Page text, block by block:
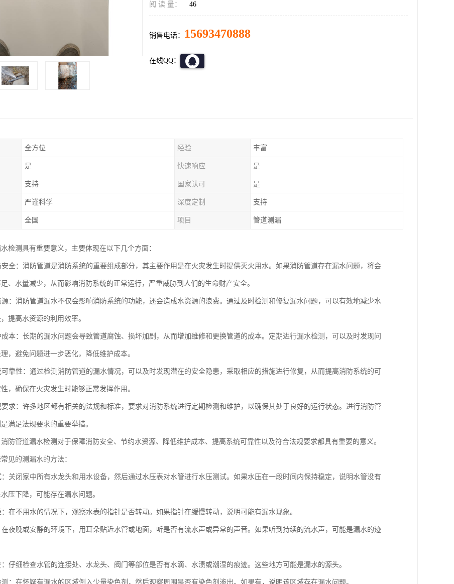
阅 读 量： 46
销售电话： 15693470888
在线QQ：
全方位 经验 丰富
是 快速响应 是
支持 国家认可 是
严谨科学 深度定制 支持
全国 项目 管道测漏
检测具有重要意义，主要体现在以下几个方面：
安全：消防管道是消防系统的重要组成部分，其主要作用是在火灾发生时提供灭火用水。如果消防管道存在漏水问题，将会
、水量减少，从而影响消防系统的正常运行，严重威胁到人们的生命财产安全。
：消防管道漏水不仅会影响消防系统的功能，还会造成水资源的浪费。通过及时检测和修复漏水问题，可以有效地减少水
提高水资源的利用效率。
本：长期的漏水问题会导致管道腐蚀、损坏加剧，从而增加维修和更换管道的成本。定期进行漏水检测，可以及时发现问
，避免问题进一步恶化，降低维护成本。
靠性：通过检测消防管道的漏水情况，可以及时发现潜在的安全隐患，采取相应的措施进行修复，从而提高消防系统的可
，确保在火灾发生时能够正常发挥作用。
求：许多地区都有相关的法规和标准，要求对消防系统进行定期检测和维护，以确保其处于良好的运行状态。进行消防管
满足法规要求的重要举措。
防管道漏水检测对于保障消防安全、节约水资源、降低维护成本、提高系统可靠性以及符合法规要求都具有重要的意义。
见的测漏水的方法：
：关闭家中所有水龙头和用水设备，然后通过水压表对水管进行水压测试。如果水压在一段时间内保持稳定，说明水管没有
压下降，可能存在漏水问题。
在不用水的情况下，观察水表的指针是否转动。如果指针在缓慢转动，说明可能有漏水现象。
夜晚或安静的环境下，用耳朵贴近水管或地面，听是否有流水声或异常的声音。如果听到持续的流水声，可能是漏水的迹
仔细检查水管的连接处、水龙头、阀门等部位是否有水滴、水渍或潮湿的痕迹。这些地方可能是漏水的源头。
：在怀疑有漏水的区域倒入少量染色剂，然后观察周围是否有染色剂渗出。如果有，说明该区域存在漏水问题。